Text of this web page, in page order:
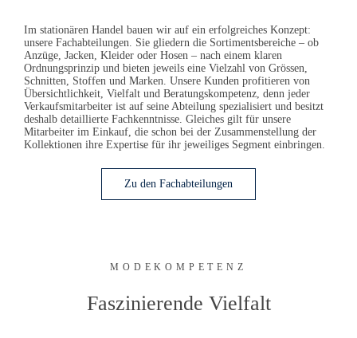
Im stationären Handel bauen wir auf ein erfolgreiches Konzept:
unsere Fachabteilungen. Sie gliedern die Sortimentsbereiche – ob
Anzüge, Jacken, Kleider oder Hosen – nach einem klaren
Ordnungsprinzip und bieten jeweils eine Vielzahl von Grössen,
Schnitten, Stoffen und Marken. Unsere Kunden profitieren von
Übersichtlichkeit, Vielfalt und Beratungskompetenz, denn jeder
Verkaufsmitarbeiter ist auf seine Abteilung spezialisiert und besitzt
deshalb detaillierte Fachkenntnisse. Gleiches gilt für unsere
Mitarbeiter im Einkauf, die schon bei der Zusammenstellung der
Kollektionen ihre Expertise für ihr jeweiliges Segment einbringen.
Zu den Fachabteilungen
MODEKOMPETENZ
Faszinierende Vielfalt